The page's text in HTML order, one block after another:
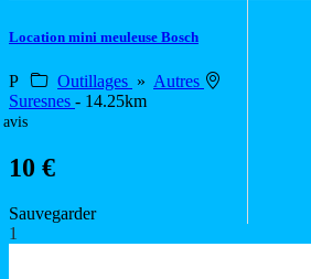
Location mini meuleuse Bosch
P Outillages » Autres
Suresnes - 14.25km
avis
10 €
Sauvegarder
1